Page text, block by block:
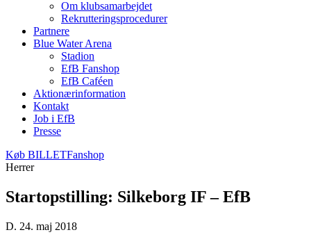
Om klubsamarbejdet
Rekrutteringsprocedurer
Partnere
Blue Water Arena
Stadion
EfB Fanshop
EfB Caféen
Aktionærinformation
Kontakt
Job i EfB
Presse
Køb BILLETFanshop
Herrer
Startopstilling: Silkeborg IF – EfB
D. 24. maj 2018